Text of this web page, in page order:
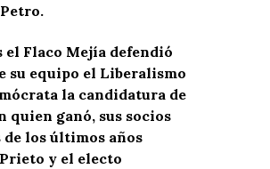
el Flaco Mejía defendió
su equipo el Liberalismo
la candidatura de
quien ganó, sus socios
los últimos años
y el electo